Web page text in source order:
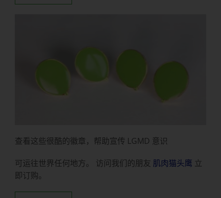
查看这些很酷的徽章，帮助宣传 LGMD 意识
可运往世界任何地方。 访问我们的朋友 肌肉猫头鹰 立
即订购。